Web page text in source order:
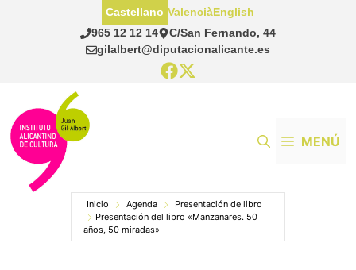
965 12 12 14
C/San Fernando, 44
gilalbert@diputacionalicante.es
Castellano ValenciàEnglish
MENÚ
Inicio Agenda
Presentación de libro
Presentación del libro «Manzanares. 50
años, 50 miradas»